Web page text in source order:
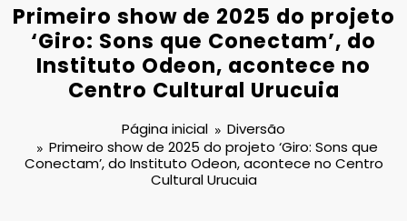
Primeiro show de 2025 do projeto
‘Giro: Sons que Conectam’, do
Instituto Odeon, acontece no
Centro Cultural Urucuia
Página inicial
Diversão
Primeiro show de 2025 do projeto ‘Giro: Sons que
Conectam’, do Instituto Odeon, acontece no Centro
Cultural Urucuia